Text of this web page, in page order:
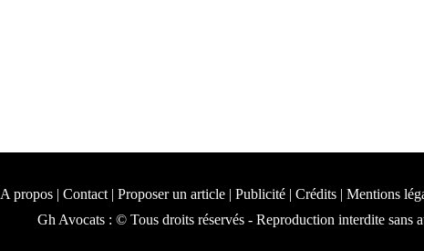
A propos | Contact | Proposer un article | Publicité | Crédits | Mentions
Gh Avocats : © Tous droits réservés - Reproduction interdite sans